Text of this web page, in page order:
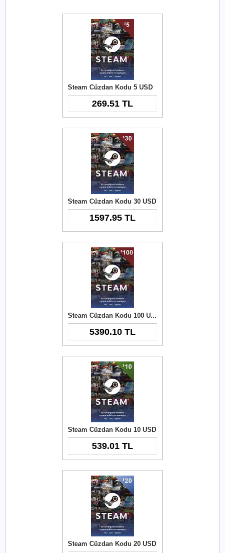
Steam Cüzdan Kodu 5 USD
269.51 TL
Steam Cüzdan Kodu 30 USD
1597.95 TL
Steam Cüzdan Kodu 100 USD
5390.10 TL
Steam Cüzdan Kodu 10 USD
539.01 TL
Steam Cüzdan Kodu 20 USD